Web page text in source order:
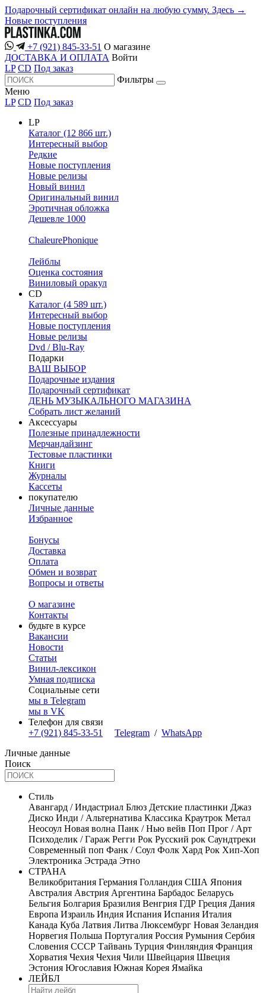
Подарочный сертификат онлайн на любую сумму. Здесь →
Новые поступления
+7 (921) 845-33-51 О магазине
ДОСТАВКА И ОПЛАТА Войти
LP CD Под заказ
Фильтры
Меню
LP CD Под заказ
LP
Каталог (12 866 шт.)
Интересный выбор
Редкие
Новые поступления
Новые релизы
Новый винил
Оригинальный винил
Эротичная обложка
Дешевле 1000
ChaleurePhonique
Лейблы
Оценка состояния
Виниловый оракул
CD
Каталог (4 589 шт.)
Интересный выбор
Новые поступления
Новые релизы
Dvd / Blu-Ray
Подарки
ВАШ ВЫБОР
Подарочные издания
Подарочный сертификат
ДЕНЬ МУЗЫКАЛЬНОГО МАГАЗИНА
Собрать лист желаний
Аксессуары
Полезные принадлежности
Мерчандайзинг
Тестовые пластинки
Книги
Журналы
Кассеты
покупателю
Личные данные
Избранное
Бонусы
Доставка
Оплата
Обмен и возврат
Вопросы и ответы
О магазине
Контакты
будьте в курсе
Вакансии
Новости
Статьи
Винил-лексикон
Умная подписка
Социальные сети
мы в Telegram
мы в VK
Телефон для связи
+7 (921) 845-33-51
Telegram / WhatsApp
Личные данные
Поиск
Стиль
Авангард / Индастриал Блюз Детские пластинки Джаз
Диско Инди / Альтернатива Классика Краутрок Метал
Неосоул Новая волна Панк / Нью вейв Поп Прог / Арт
Психоделик / Гараж Регги Рок Русский рок Саундтреки
Современный поп Фанк / Соул Фолк Хард Рок Хип-Хоп
Электроника Эстрада Этно
СТРАНА
Великобритания Германия Голландия США Япония
Австралия Австрия Аргентина Барбадос Беларусь
Бельгия Болгария Бразилия Венгрия ГДР Греция Дания
Европа Израиль Индия Испания Испания Италия
Канада Куба Латвия Литва Люксембург Новая Зеландия
Норвегия Польша Португалия Россия Румыния Сербия
Словения СССР Тайвань Турция Финляндия Франция
Хорватия Чехия Чехия Чили Швейцария Швеция
Эстония Югославия Южная Корея Ямайка
ЛЕЙБЛ